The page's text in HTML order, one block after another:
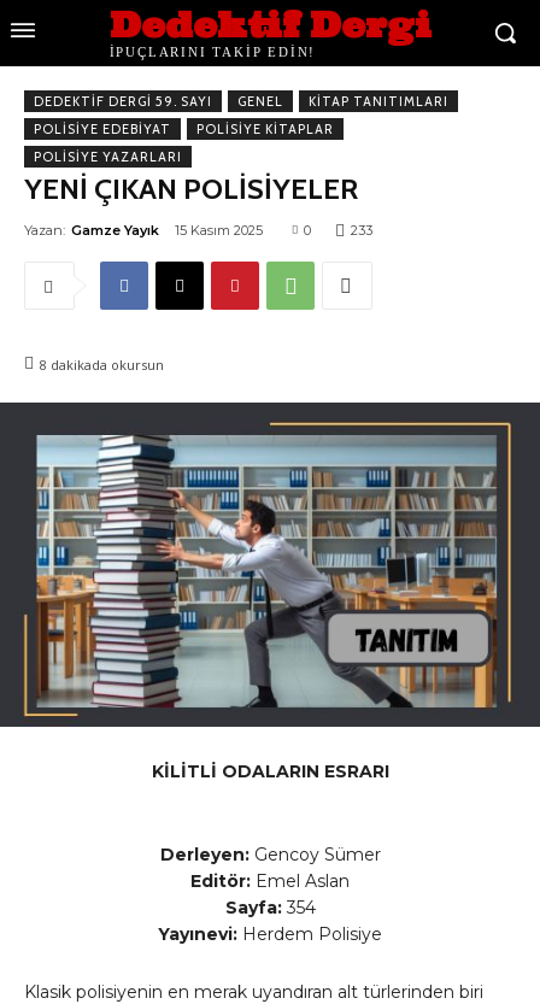
Dedektif Dergi
İPUÇLARINI TAKİP EDİN!
DEDEKTIF DERGI 59. SAYI GENEL
KITAP TANITIMLARI
POLISIYE EDEBIYAT
POLISIYE KITAPLAR
POLISIYE YAZARLARI
YENİ ÇIKAN POLİSİYELER
Yazan: Gamze Yayık 15 Kasım 2025 0 233
8 dakikada okursun
KİLİTLİ ODALARIN ESRARI
Derleyen: Gencoy Sümer
Editör: Emel Aslan
Sayfa:354
Yayınevi: Herdem Polisiye
Klasik polisiyenin en merak uyandıran alt türlerinden biri